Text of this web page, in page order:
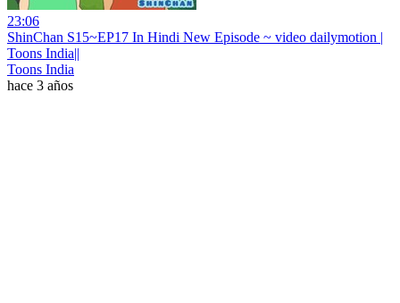
23:06
ShinChan S15~EP17 In Hindi New Episode ~ video dailymotion |
Toons India||
Toons India
hace 3 años